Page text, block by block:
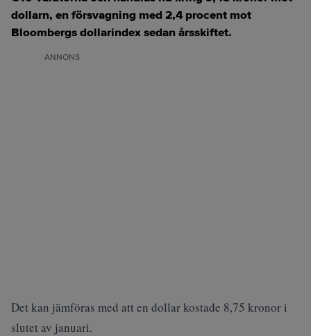
dollarn, en försvagning med 2,4 procent mot
Bloombergs dollarindex sedan årsskiftet.
ANNONS
Det kan jämföras med att en dollar kostade 8,75 kronor i
slutet av januari.